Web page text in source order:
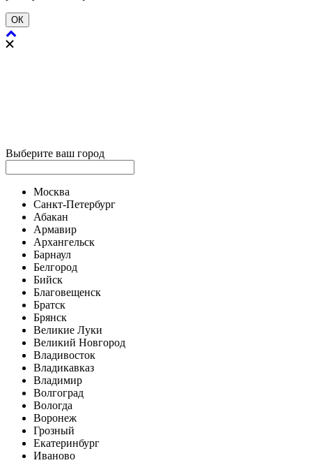
ОК
Выберите ваш город
Москва
Санкт-Петербург
Абакан
Армавир
Архангельск
Барнаул
Белгород
Бийск
Благовещенск
Братск
Брянск
Великие Луки
Великий Новгород
Владивосток
Владикавказ
Владимир
Волгоград
Вологда
Воронеж
Грозный
Екатеринбург
Иваново